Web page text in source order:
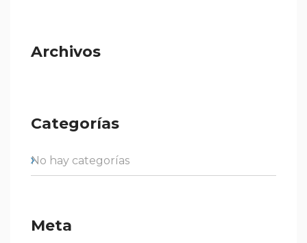
Archivos
Categorías
No hay categorías
Meta